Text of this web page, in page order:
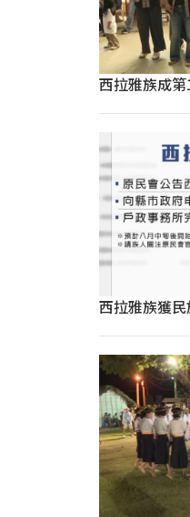
西拉雅族成
西拉雅族獲